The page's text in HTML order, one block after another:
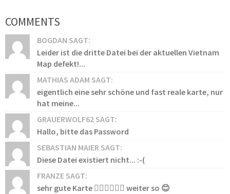
COMMENTS
BOGDAN SAGT:
Leider ist die dritte Datei bei der aktuellen Vietnam
Map defekt!...
MATHIAS ADAM SAGT:
eigentlich eine sehr schöne und fast reale karte, nur
hat meine...
GRAUERWOLF62 SAGT:
Hallo, bitte das Password
SEBASTIAN MAIER SAGT:
Diese Datei existiert nicht... :-(
FRANZE SAGT:
sehr gute Karte 👍🏻👍🏻👍🏻 weiter so 😊